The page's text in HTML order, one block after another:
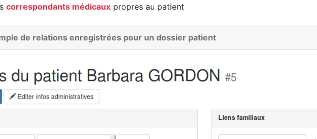
correspondants médicaux propres au patient
de relations enregistrées pour un dossier patient